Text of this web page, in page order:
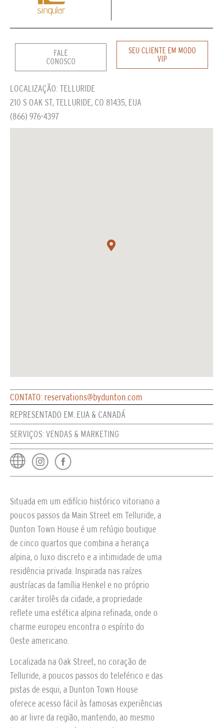
FALE
CONOSCO
SEU CLIENTE EM MODO
VIP
LOCALIZAÇÃO: TELLURIDE
210 S OAK ST, TELLURIDE, CO 81435, EUA
(866) 976-4397
CONTATO: reservations@bydunton.com
REPRESENTADO EM: EUA & CANADÁ
SERVIÇOS: VENDAS & MARKETING
Situada em um edifício histórico vitoriano a
poucos passos da Main Street em Telluride, a
Dunton Town House é um refúgio boutique
de cinco quartos que combina a herança
alpina, o luxo discreto e a intimidade de uma
residência privada. Inspirada nas raízes
austríacas da família Henkel e no próprio
caráter tirolês da cidade, a propriedade
reflete uma estética alpina refinada, onde o
charme europeu encontra o espírito do
Oeste americano.
Localizada na Oak Street, no coração de
Telluride, a poucos passos do teleférico e das
pistas de esqui, a Dunton Town House
oferece acesso fácil às famosas experiências
ao ar livre da região, mantendo, ao mesmo